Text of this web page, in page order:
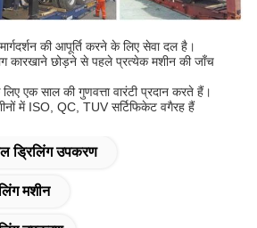
की आपूर्ति करने के लिए सेवा दल है।
कारखाने छोड़ने से पहले प्रत्येक मशीन की जाँच
एक साल की गुणवत्ता वारंटी प्रदान करते हैं।
में ISO, QC, TUV सर्टिफिकेट वगैरह हैं
ड्रिलिंग उपकरण
मशीन